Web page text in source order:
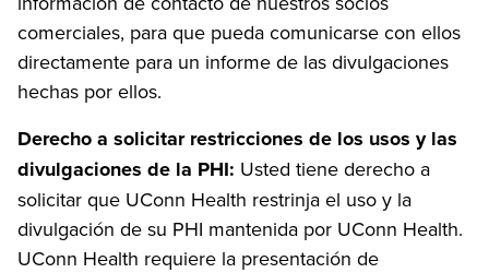
comerciales, para que pueda comunicarse con ellos
directamente para un informe de las divulgaciones
hechas por ellos.
Derecho a solicitar restricciones de los usos y las
divulgaciones de la PHI: Usted tiene derecho a
solicitar que UConn Health restrinja el uso y la
divulgación de su PHI mantenida por UConn Health.
UConn Health requiere la presentación de